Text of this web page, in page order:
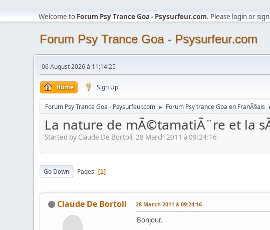
Welcome to Forum Psy Trance Goa - Psysurfeur.com. Please loginor
Forum Psy Trance Goa - Psysurfeur.com
06 August 2026 à 11:14:25
Home Sign Up
Forum Psy Trance Goa - Psysurfeur.com ► Forum Psy trance Goa en FranÃ§ais
La nature de mÃ©tamatiÃ¨re et la
Started by Claude De Bortoli, 28 March 2011 à 09:24:16
Go Down Pages 1
Claude De Bortoli 28 March 2011 à 09:24:16
Bonjour.